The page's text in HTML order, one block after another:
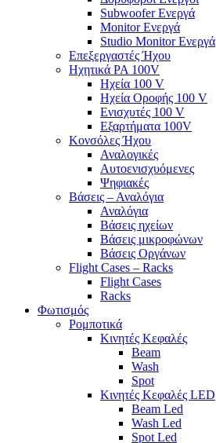
Subwoofer Ενεργά
Monitor Ενεργά
Studio Monitor Ενεργά
Επεξεργαστές Ήχου
Ηχητικά PA 100V
Ηχεία 100 V
Ηχεία Οροφής 100 V
Ενισχυτές 100 V
Εξαρτήματα 100V
Κονσόλες Ήχου
Αναλογικές
Αυτοενισχυόμενες
Ψηφιακές
Βάσεις – Αναλόγια
Αναλόγια
Βάσεις ηχείων
Βάσεις μικροφώνων
Βάσεις Οργάνων
Flight Cases – Racks
Flight Cases
Racks
Φωτισμός
Ρομποτικά
Κινητές Κεφαλές
Beam
Wash
Spot
Κινητές Κεφαλές LED
Beam Led
Wash Led
Spot Led